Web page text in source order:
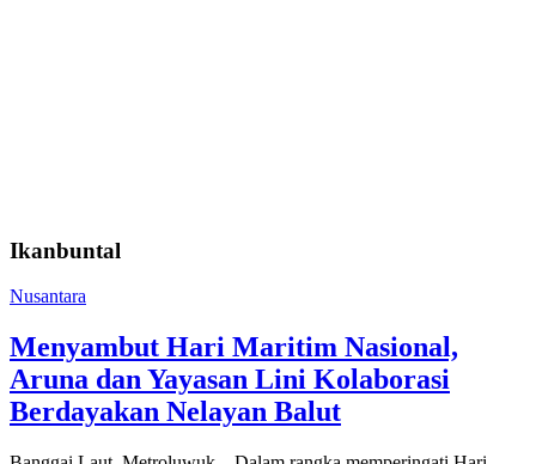
Ikanbuntal
Nusantara
Menyambut Hari Maritim Nasional,
Aruna dan Yayasan Lini Kolaborasi
Berdayakan Nelayan Balut